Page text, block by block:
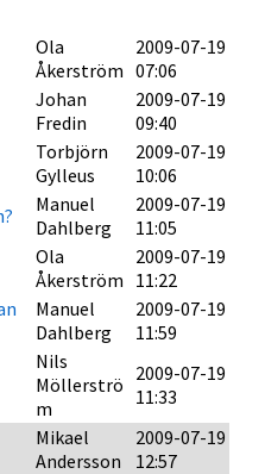
Ola
Åkerström
2009-07-19
07:06
Johan
Fredin
2009-07-19
09:40
Torbjörn
Gylleus
2009-07-19
10:06
Manuel
Dahlberg
2009-07-19
11:05
Ola
Åkerström
2009-07-19
11:22
Manuel
Dahlberg
2009-07-19
11:59
Nils
Möllerströ
m
2009-07-19
11:33
Mikael
Andersson
2009-07-19
12:57